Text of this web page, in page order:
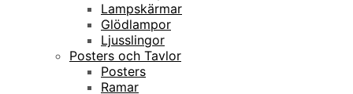
Lampskärmar
Glödlampor
Ljusslingor
Posters och Tavlor
Posters
Ramar